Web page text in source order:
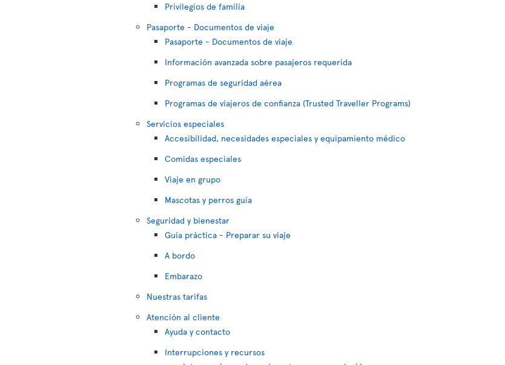
Privilegios de familia
Pasaporte - Documentos de viaje
Pasaporte - Documentos de viaje
Información avanzada sobre pasajeros requerida
Programas de seguridad aérea
Programas de viajeros de confianza (Trusted Traveller Programs)
Servicios especiales
Accesibilidad, necesidades especiales y equipamiento médico
Comidas especiales
Viaje en grupo
Mascotas y perros guía
Seguridad y bienestar
Guía práctica - Preparar su viaje
A bordo
Embarazo
Nuestras tarifas
Atención al cliente
Ayuda y contacto
Interrupciones y recursos